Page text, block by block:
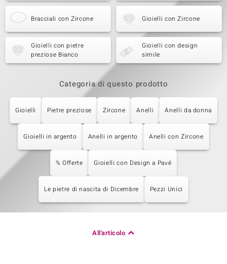
Bracciali con Zircone Gioielli con Zircone
Gioielli con pietre
preziose Bianco
Gioielli con design
simile
Categoria di questo prodotto
Gioielli Pietre preziose Zircone Anelli Anelli da donna
Gioielli in argento Anelli in argento Anelli con Zircone
% Offerte Gioielli con Design a Pavé
Le pietre di nascita di Dicembre Pezzi Unici
All'articolo